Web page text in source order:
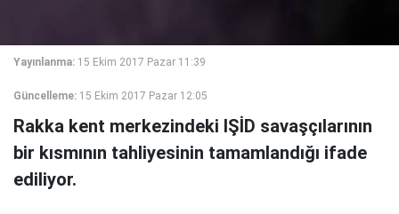
Yayınlanma: 15 Ekim 2017 Pazar 11:39
Güncelleme: 15 Ekim 2017 Pazar 12:05
Rakka kent merkezindeki IŞİD savaşçılarının
bir kısmının tahliyesinin tamamlandığı ifade
ediliyor.